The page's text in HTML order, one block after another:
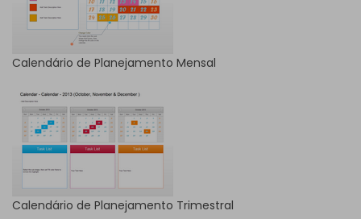
Calendário de Planejamento Mensal
Calendário de Planejamento Trimestral